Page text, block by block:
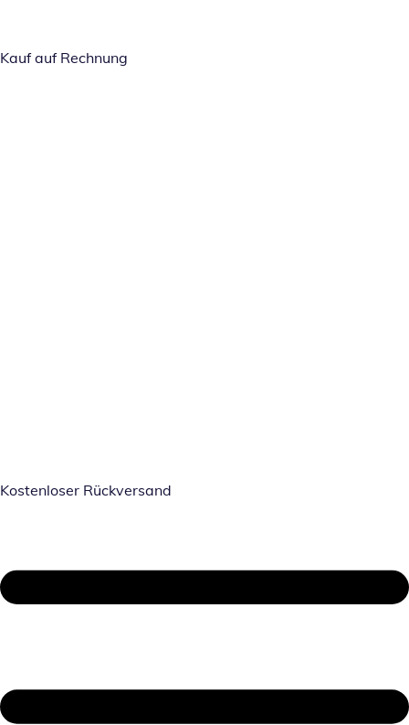
Kauf auf Rechnung
Kostenloser Rückversand